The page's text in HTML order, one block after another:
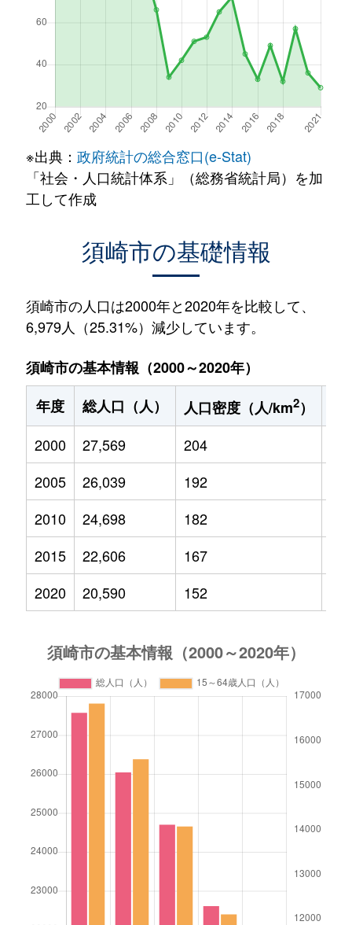
※出典： 政府統計の総合窓口(e-Stat)
「社会・人口統計体系」（総務省統計局）を加
工して作成
須崎市の基礎情報
須崎市の人口は2000年と2020年を比較して、
6,979人（25.31%）減少しています。
須崎市の基本情報（2000～2020年）
年度
総人口（人） 人口密度（人/km2）
2000
27,569 204
2005
26,039 192
2010
24,698 182
2015
22,606 167
2020
20,590 152